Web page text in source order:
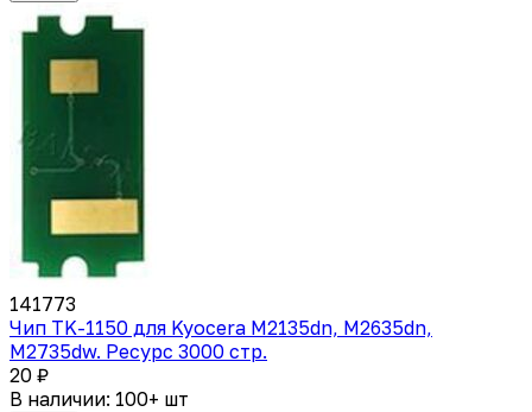
141773
Чип TK-1150 для Kyocera M2135dn, M2635dn,
M2735dw. Ресурс 3000 стр.
20 ₽
В наличии: 100+ шт